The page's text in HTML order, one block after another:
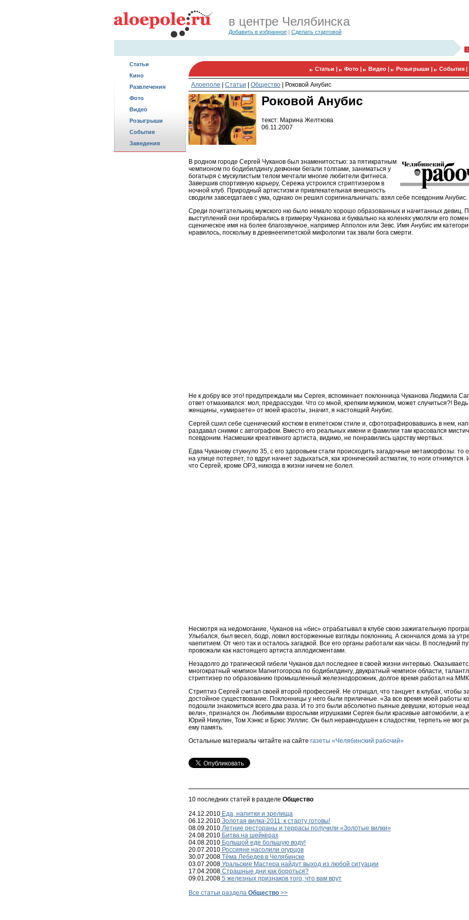
в центре Челябинска
Добавить в избранное | Сделать стартовой
Статьи
Кино
Развлечения
Фото
Видео
Розыгрыши
События
Заведения
Статьи | Фото | Видео | Розыгрыши | События |
Алоеполе Статьи Общество Роковой Анубис
Роковой Анубис
текст: Марина Желткова
06.11.2007
В родном городе Сергей Чуканов был знаменитостью: за пятикратным
чемпионом по бодибилдингу девчонки бегали толпами, заниматься у
богатыря с мускулистым телом мечтали многие любители фитнеса.
Завершив спортивную карьеру, Сережа устроился стриптизером в
ночной клуб. Природный артистизм и привлекательная внешность
сводили завсегдатаев с ума, однако он решил соригинальничать: взял себе псевдоним Анубис.
Среди почитательниц мужского ню было немало хорошо образованных и начитанных девиц.
выступлений они пробирались в гримерку Чуканова и буквально на коленях умоляли его
сценическое имя на более благозвучное, например Апполон или Зевс. Имя Анубис им
нравилось, поскольку в древнеегипетской мифологии так звали бога смерти.
Не к добру все это! предупреждали мы Сергея, вспоминает поклонница Чуканова Людмила
ответ отмахивался: мол, предрассудки. Что со мной, крепким мужиком, может случиться?!
женщины, «умираете» от моей красоты, значит, я настоящий Анубис.
Сергей сшил себе сценический костюм в египетском стиле и, сфотографировавшись в нем,
раздавал снимки с автографом. Вместо его реальных имени и фамилии там красовался
псевдоним. Насмешки креативного артиста, видимо, не понравились царству мертвых.
Едва Чуканову стукнуло 35, с его здоровьем стали происходить загадочные метаморфозы: то
на улице потеряет, то вдруг начнет задыхаться, как хронический астматик, то ноги отнимутся.
что Сергей, кроме ОРЗ, никогда в жизни ничем не болел.
Несмотря на недомогание, Чуканов на «бис» отрабатывал в клубе свою зажигательную
Улыбался, был весел, бодр, ловил восторженные взгляды поклонниц. А скончался дома за
чаепитием. От чего так и осталось загадкой. Все его органы работали как часы. В последний
провожали как настоящего артиста аплодисментами.
Незадолго до трагической гибели Чуканов дал последнее в своей жизни интервью.
многократный чемпион Магнитогорска по бодибилдингу, двукратный чемпион области,
стриптизер по образованию промышленный железнодорожник, долгое время работал на
Стриптиз Сергей считал своей второй профессией. Не отрицал, что танцует в клубах, чтобы
достойное существование. Поклонницы у него были приличные. «За все время моей работы
подошли знакомиться всего два раза. И то это были абсолютно пьяные девушки, которые
вели», признался он. Любимыми взрослыми игрушками Сергея были красивые автомобили, а
Юрий Никулин, Том Хэнкс и Брюс Уиллис. Он был неравнодушен к сладостям, терпеть не мог
ему память.
Остальные материалы читайте на сайте газеты «Челябинский рабочий»
10 последних статей в разделе Общество
24.12.2010 Еда, напитки и зрелища
06.12.2010 Золотая вилка-2011: к старту готовы!
08.09.2010 Летние рестораны и террасы получили «Золотые вилки»
24.08.2010 Битва на шейкерах
04.08.2010 Большой еде большую воду!
20.07.2010 Россияне насолили огурцов
30.07.2008 Тёма Лебедев в Челябинске
03.07.2008 Уральские Мастера найдут выход из любой ситуации
17.04.2008 Страшные дни как бороться?
09.01.2008 5 железных признаков того, что вам врут
Все статьи раздела Общество >>